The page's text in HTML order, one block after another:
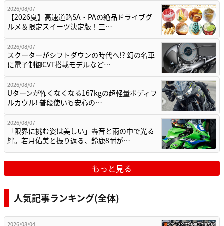
2026/08/07
【2026夏】高速道路SA・PAの絶品ドライブグ
ルメ＆限定スイーツ決定版！三…
2026/08/07
スクーターがシフトダウンの時代へ!? 幻の名車
に電子制御CVT搭載モデルなど…
2026/08/07
Uターンが怖くなくなる167kgの超軽量ボディフ
ルカウル! 普段使いも安心の…
2026/08/07
「限界に挑む姿は美しい」轟音と雨の中で光る
絆。若月佑美と振り返る、鈴鹿8耐が…
もっと見る
人気記事ランキング(全体)
2026/08/04